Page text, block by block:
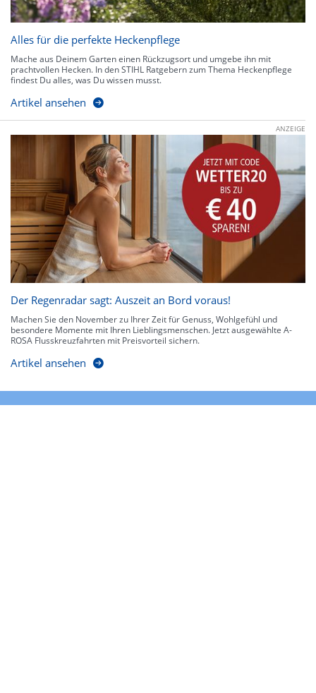
Alles für die perfekte Heckenpflege
Mache aus Deinem Garten einen Rückzugsort und umgebe ihn mit
prachtvollen Hecken. In den STIHL Ratgebern zum Thema Heckenpflege
findest Du alles, was Du wissen musst.
Artikel ansehen
ANZEIGE
Der Regenradar sagt: Auszeit an Bord voraus!
Machen Sie den November zu Ihrer Zeit für Genuss, Wohlgefühl und
besondere Momente mit Ihren Lieblingsmenschen. Jetzt ausgewählte A-
ROSA Flusskreuzfahrten mit Preisvorteil sichern.
Artikel ansehen